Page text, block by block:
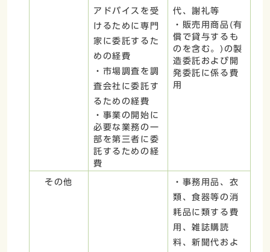
アドバイスを受
けるために専門
家に委託するた
めの経費
・市場調査を調
査会社に委託す
るための経費
・事業の開始に
必要な業務の一
部を第三者に委
託するための経
費
代、謝礼等
・販売用商品(有
償で貸与するも
のを含む。)の製
造委託および開
発委託に係る費
用
その他
・事務用品、衣
類、食器等の消
耗品に類する費
用、雑誌購読
料、新聞代およ